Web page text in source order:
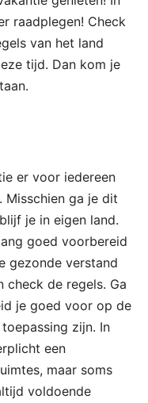
raadplegen! Check
van het land
tijd. Dan kom je
er voor iedereen
Misschien ga je dit
je in eigen land.
goed voorbereid
gezonde verstand
check de regels. Ga
je goed voor op de
zijn. In
een
maar soms
voldoende